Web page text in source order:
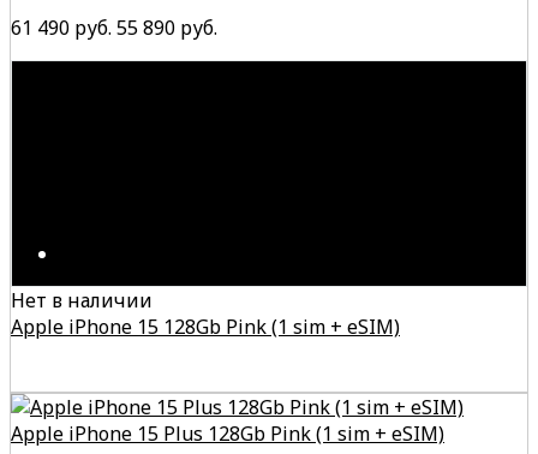
61 490 руб. 55 890 руб.
Нет в наличии
Apple iPhone 15 128Gb Pink (1 sim + eSIM)
Apple iPhone 15 Plus 128Gb Pink (1 sim + eSIM)